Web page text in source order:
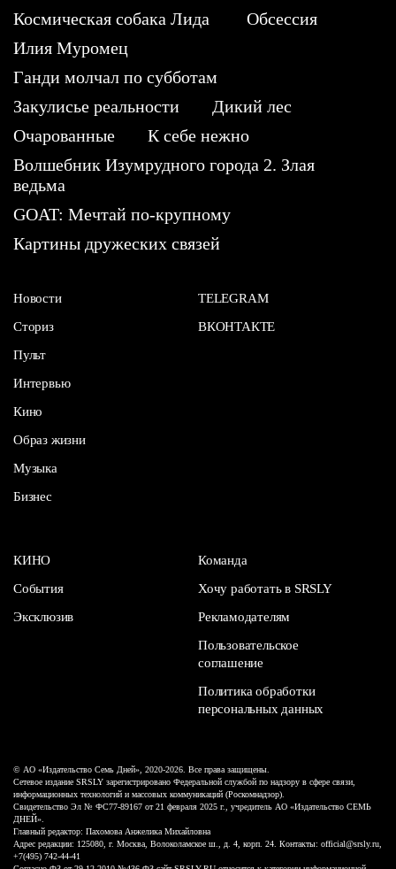
Космическая собака Лида
Обсессия
Илия Муромец
Ганди молчал по субботам
Закулисье реальности
Дикий лес
Очарованные
К себе нежно
Волшебник Изумрудного города 2. Злая
ведьма
GOAT: Мечтай по-крупному
Картины дружеских связей
Новости
Сториз
Пульт
Интервью
Кино
Образ жизни
Музыка
Бизнес
TELEGRAM
ВКОНТАКТЕ
КИНО
События
Эксклюзив
Команда
Хочу работать в SRSLY
Рекламодателям
Пользовательское
соглашение
Политика обработки
персональных данных
© АО «Издательство Семь Дней», 2020-2026. Все права защищены.
Сетевое издание SRSLY зарегистрировано Федеральной службой по надзору в сфере связи,
информационных технологий и массовых коммуникаций (Роскомнадзор).
Свидетельство Эл № ФС77-89167 от 21 февраля 2025 г., учредитель АО «Издательство СЕМЬ
ДНЕЙ».
Главный редактор: Пахомова Анжелика Михайловна
Адрес редакции: 125080, г. Москва, Волоколамское ш., д. 4, корп. 24. Контакты: official@srsly.ru,
+7(495) 742-44-41